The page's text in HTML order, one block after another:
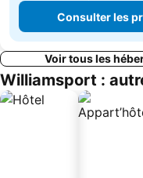
Consulter les
Voir tous les
Williamsport :